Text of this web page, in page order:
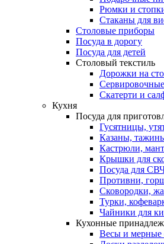
Рюмки и
Стаканы для
Столовые приборы
Посуда в дорогу
Посуда для детей
Столовый текстиль
Дорожки на
Скатерти и
Кухня
Посуда для
Гусятницы,
Казаны,
Кастрюли,
Крышки для
Посуда для
Противни,
Сковородки,
Турки,
Чайники для
Кухонные
Весы и мерные